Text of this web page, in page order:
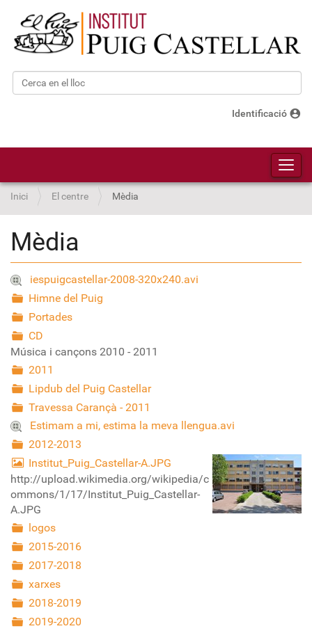
Cerca
Identificació account_circle
Inici El centre Mèdia
Mèdia
iespuigcastellar-2008-320x240.avi
Himne del Puig
Portades
CD
Música i cançons 2010 - 2011
2011
Lipdub del Puig Castellar
Travessa Carançà - 2011
Estimam a mi, estima la meva llengua.avi
2012-2013
Institut_Puig_Castellar-A.JPG
http://upload.wikimedia.org/wikipedia/c
ommons/1/17/Institut_Puig_Castellar-
A.JPG
logos
2015-2016
2017-2018
xarxes
2018-2019
2019-2020